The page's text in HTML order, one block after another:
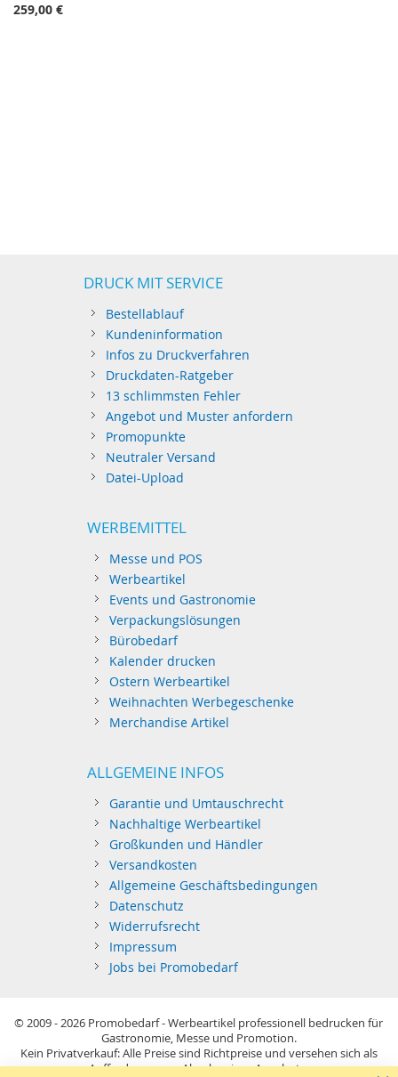
259,00 €
DRUCK MIT SERVICE
Bestellablauf
Kundeninformation
Infos zu Druckverfahren
Druckdaten-Ratgeber
13 schlimmsten Fehler
Angebot und Muster anfordern
Promopunkte
Neutraler Versand
Datei-Upload
WERBEMITTEL
Messe und POS
Werbeartikel
Events und Gastronomie
Verpackungslösungen
Bürobedarf
Kalender drucken
Ostern Werbeartikel
Weihnachten Werbegeschenke
Merchandise Artikel
ALLGEMEINE INFOS
Garantie und Umtauschrecht
Nachhaltige Werbeartikel
Großkunden und Händler
Versandkosten
Allgemeine Geschäftsbedingungen
Datenschutz
Widerrufsrecht
Impressum
Jobs bei Promobedarf
© 2009 - 2026 Promobedarf - Werbeartikel professionell bedrucken für
Gastronomie, Messe und Promotion.
Kein Privatverkauf: Alle Preise sind Richtpreise und versehen sich als
Aufforderung zur Abgabe eines Angebots.